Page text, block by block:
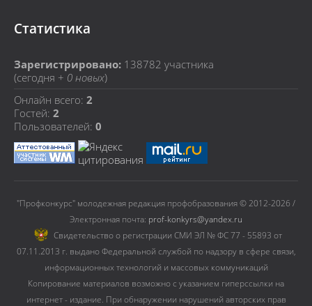
Статистика
Зарегистрировано: 138782 участника
(сегодня + 0 новых)
Онлайн всего: 2
Гостей: 2
Пользователей: 0
"Профконкурс" молодежная редакция профобразования © 2012-2026 /
Электронная почта: prof-konkyrs@yandex.ru
Cвидетельство о регистрации СМИ ЭЛ № ФС 77 - 55893 от
07.11.2013 г. выдано Федеральной службой по надзору в сфере связи,
информационных технологий и массовых коммуникаций
Копирование материалов возможно с указанием гиперссылки на
интернет - издание. При обнаружении нарушений авторских прав